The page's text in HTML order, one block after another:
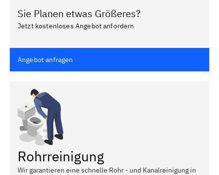
Sie Planen etwas Größeres?
Jetzt kostenloses Angebot anfordern
Angebot anfragen
Rohrreinigung
Wir garantieren eine schnelle Rohr - und Kanalreinigung in